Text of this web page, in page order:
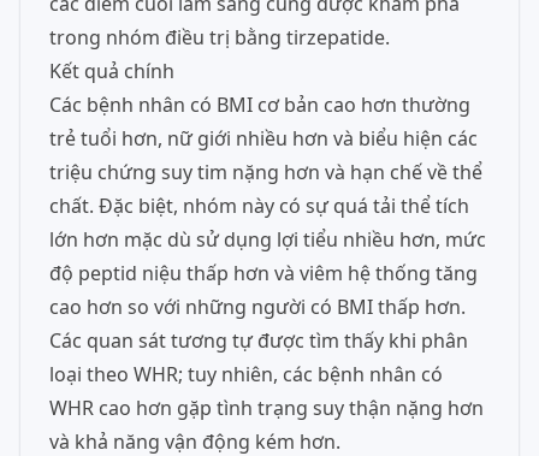
trong nhóm điều trị bằng tirzepatide.
Kết quả chính
Các bệnh nhân có BMI cơ bản cao hơn thường
trẻ tuổi hơn, nữ giới nhiều hơn và biểu hiện các
triệu chứng suy tim nặng hơn và hạn chế về thể
chất. Đặc biệt, nhóm này có sự quá tải thể tích
lớn hơn mặc dù sử dụng lợi tiểu nhiều hơn, mức
độ peptid niệu thấp hơn và viêm hệ thống tăng
cao hơn so với những người có BMI thấp hơn.
Các quan sát tương tự được tìm thấy khi phân
loại theo WHR; tuy nhiên, các bệnh nhân có
WHR cao hơn gặp tình trạng suy thận nặng hơn
và khả năng vận động kém hơn.